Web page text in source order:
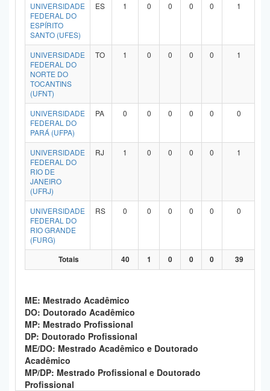
UNIVERSIDADE
FEDERAL DO
ESPÍRITO
SANTO (UFES)
ES 1 0 0 0 0 1
UNIVERSIDADE
FEDERAL DO
NORTE DO
TOCANTINS
(UFNT)
TO 1 0 0 0 0 1
UNIVERSIDADE
FEDERAL DO
PARÁ (UFPA)
PA 0 0 0 0 0 0
UNIVERSIDADE
FEDERAL DO
RIO DE
JANEIRO
(UFRJ)
RJ 1 0 0 0 0 1
UNIVERSIDADE
FEDERAL DO
RIO GRANDE
(FURG)
RS 0 0 0 0 0 0
Totais 40 1 0 0 0 39
ME: Mestrado Acadêmico
DO: Doutorado Acadêmico
MP: Mestrado Profissional
DP: Doutorado Profissional
ME/DO: Mestrado Acadêmico e Doutorado
Acadêmico
MP/DP: Mestrado Profissional e Doutorado
Profissional